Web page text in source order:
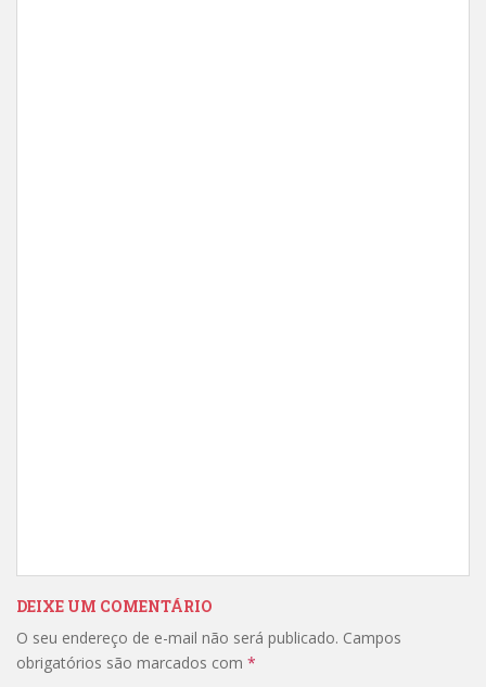
DEIXE UM COMENTÁRIO
O seu endereço de e-mail não será publicado. Campos
obrigatórios são marcados com *